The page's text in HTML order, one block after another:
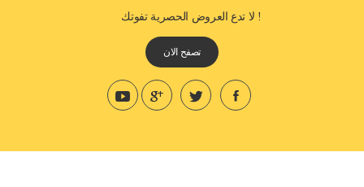
! لا تدع العروض الحصرية تفوتك
تصفح الان